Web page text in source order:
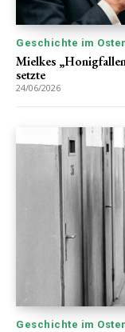
Geschichte im
Mielkes
setzte
24/06/2026
Geschichte im